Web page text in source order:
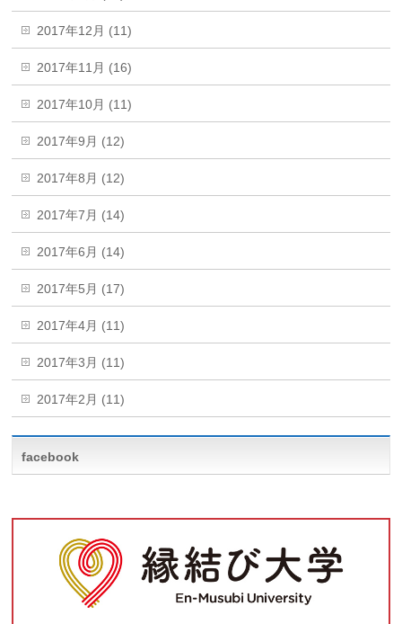
2017年12月 (11)
2017年11月 (16)
2017年10月 (11)
2017年9月 (12)
2017年8月 (12)
2017年7月 (14)
2017年6月 (14)
2017年5月 (17)
2017年4月 (11)
2017年3月 (11)
2017年2月 (11)
facebook